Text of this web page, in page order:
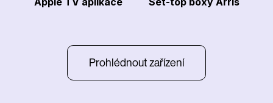
Prohlédnout zařízení